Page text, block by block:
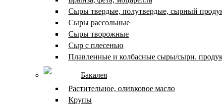
Сыры твердые, полутвердые, сырный
Сыры рассольные
Сыры творожные
Сыр с плесенью
Плавленные и колбасные сыры/сырн.
Бакалея
Растительное, оливковое масло
Крупы